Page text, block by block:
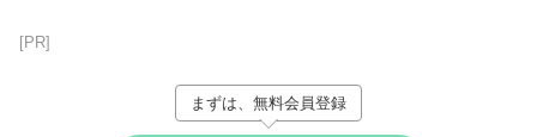
[PR]
まずは、無料会員登録